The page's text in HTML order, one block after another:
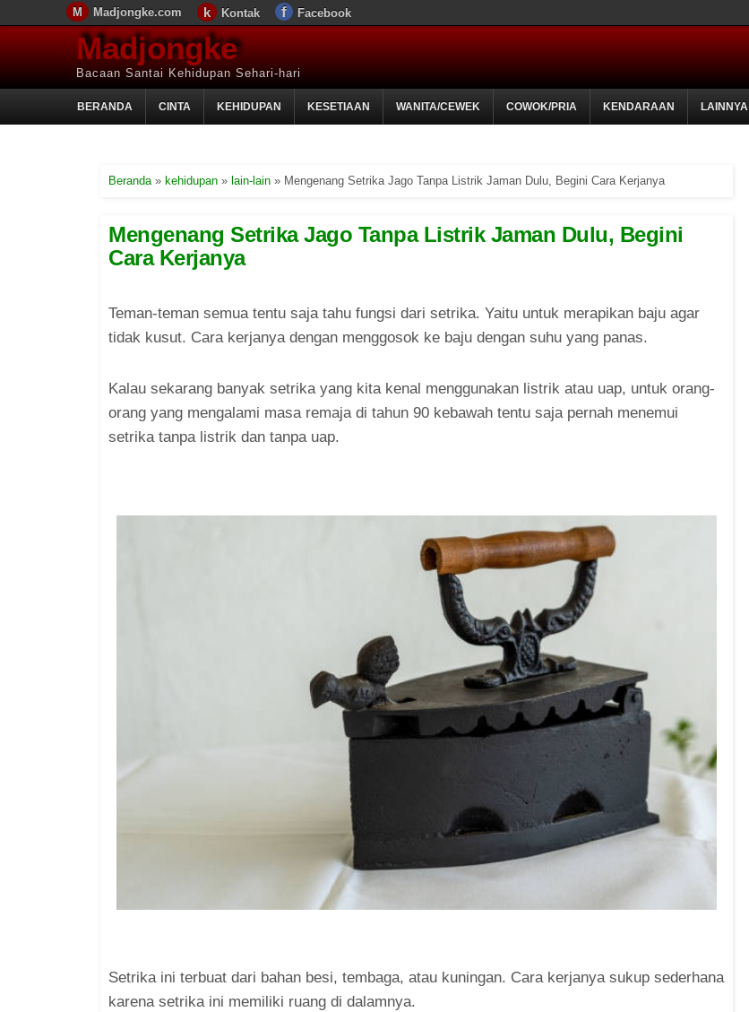
Madjongke.com Kontak Facebook
Madjongke
Bacaan Santai Kehidupan Sehari-hari
BERANDA CINTA KEHIDUPAN KESETIAAN WANITA/CEWEK COWOK/PRIA KENDARAAN LAINNYA
Beranda» kehidupan » lain-lain » Mengenang Setrika Jago Tanpa Listrik Jaman Dulu, Begini Cara Kerjanya
Mengenang Setrika Jago Tanpa Listrik Jaman Dulu, Begini
Cara Kerjanya
Teman-teman semua tentu saja tahu fungsi dari setrika. Yaitu untuk merapikan baju agar
tidak kusut. Cara kerjanya dengan menggosok ke baju dengan suhu yang panas.
Kalau sekarang banyak setrika yang kita kenal menggunakan listrik atau uap, untuk orang-
orang yang mengalami masa remaja di tahun 90 kebawah tentu saja pernah menemui
setrika tanpa listrik dan tanpa uap.
Setrika ini terbuat dari bahan besi, tembaga, atau kuningan. Cara kerjanya sukup sederhana
karena setrika ini memiliki ruang di dalamnya.